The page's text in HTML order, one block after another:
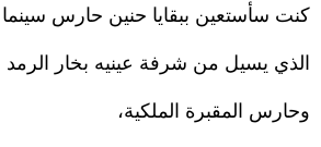
كنت سأستعين ببقايا حنين حارس سينما
الذي يسيل من شرفة عينيه بخار الرمد
وحارس المقبرة الملكية،